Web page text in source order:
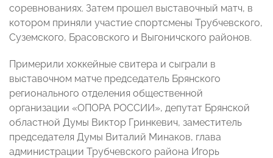
соревнованиях. Затем прошел выставочный матч, в
котором приняли участие спортсмены Трубчевского,
Суземского, Брасовского и Выгоничского районов.
Примерили хоккейные свитера и сыграли в
выставочном матче председатель Брянского
регионального отделения общественной
организации «ОПОРА РОССИИ», депутат Брянской
областной Думы Виктор Гринкевич, заместитель
председателя Думы Виталий Минаков, глава
администрации Трубчевского района Игорь